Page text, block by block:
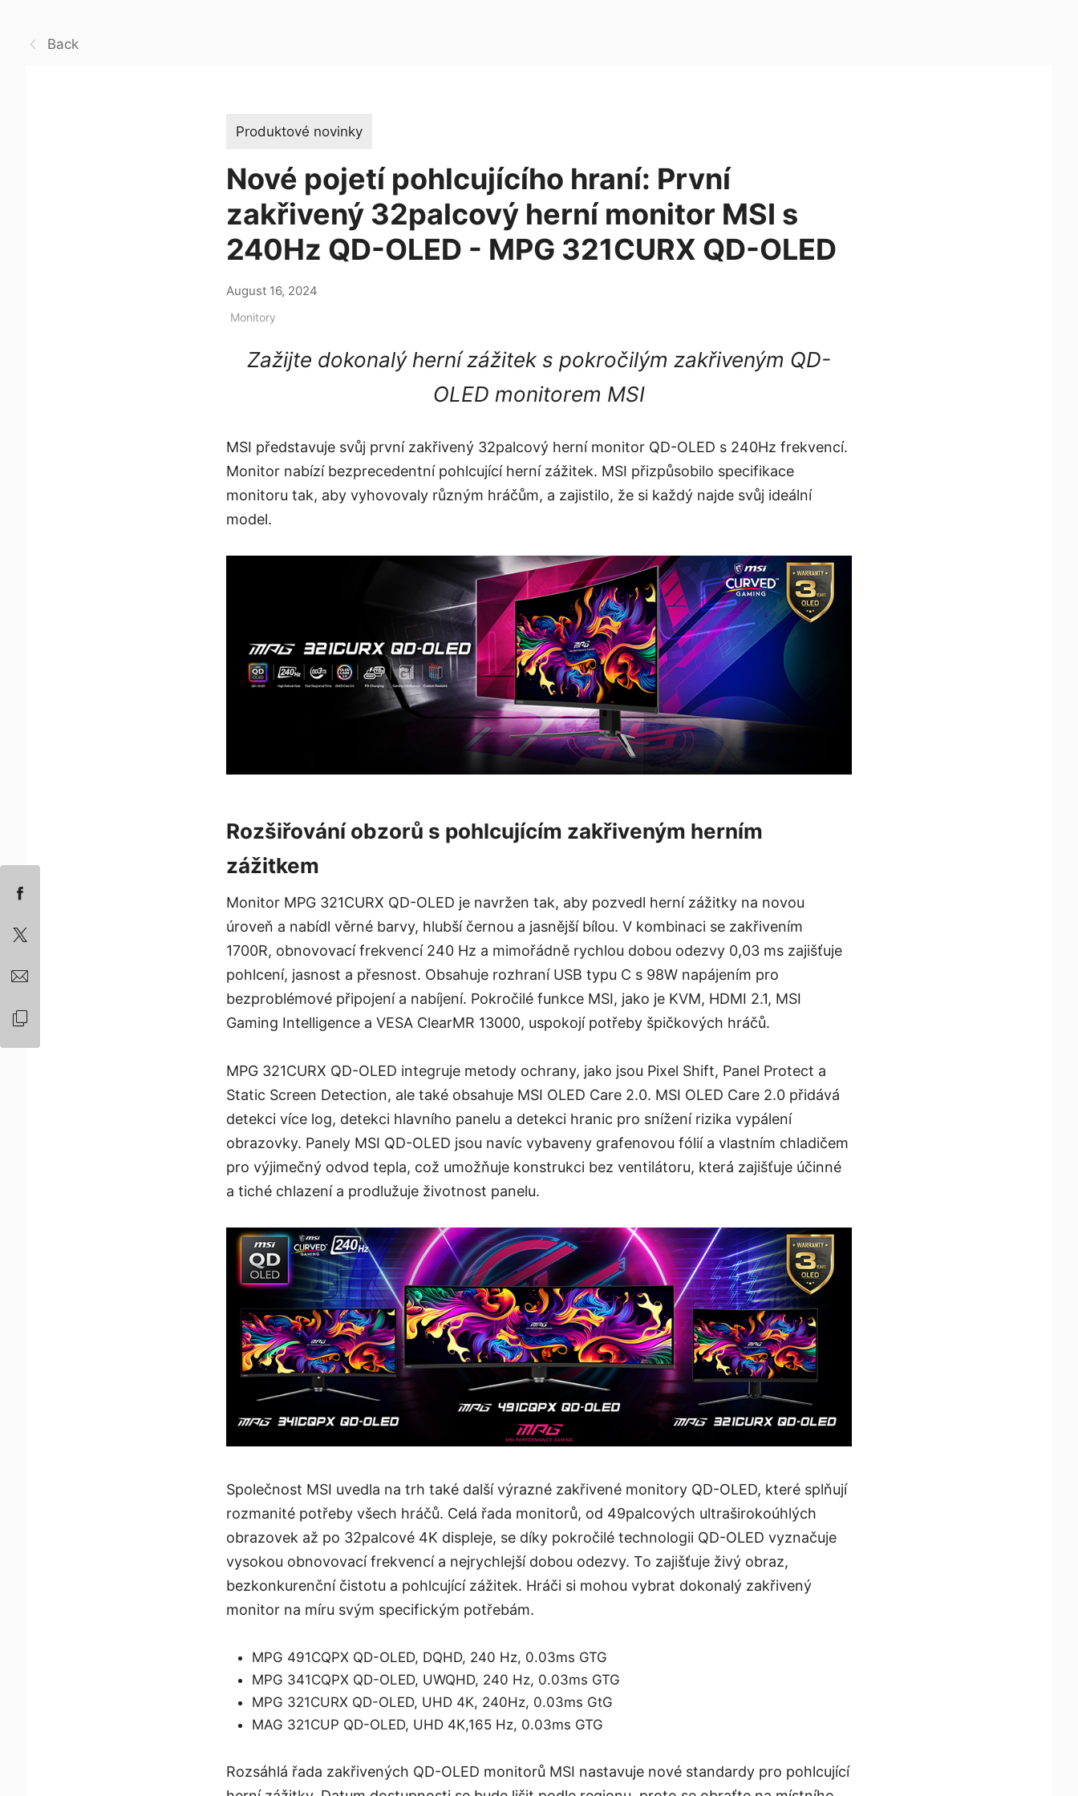
Back
Produktové novinky
Nové pojetí pohlcujícího hraní: První
zakřivený 32palcový herní monitor MSI s
240Hz QD-OLED - MPG 321CURX QD-OLED
August 16, 2024
Monitory
Zažijte dokonalý herní zážitek s pokročilým zakřiveným QD-
OLED monitorem MSI
MSI představuje svůj první zakřivený 32palcový herní monitor QD-OLED s 240Hz frekvencí.
Monitor nabízí bezprecedentní pohlcující herní zážitek. MSI přizpůsobilo specifikace
monitoru tak, aby vyhovovaly různým hráčům, a zajistilo, že si každý najde svůj ideální
model.
Rozšiřování obzorů s pohlcujícím zakřiveným herním
zážitkem
Monitor MPG 321CURX QD-OLED je navržen tak, aby pozvedl herní zážitky na novou
úroveň a nabídl věrné barvy, hlubší černou a jasnější bílou. V kombinaci se zakřivením
1700R, obnovovací frekvencí 240 Hz a mimořádně rychlou dobou odezvy 0,03 ms zajišťuje
pohlcení, jasnost a přesnost. Obsahuje rozhraní USB typu C s 98W napájením pro
bezproblémové připojení a nabíjení. Pokročilé funkce MSI, jako je KVM, HDMI 2.1, MSI
Gaming Intelligence a VESA ClearMR 13000, uspokojí potřeby špičkových hráčů.
MPG 321CURX QD-OLED integruje metody ochrany, jako jsou Pixel Shift, Panel Protect a
Static Screen Detection, ale také obsahuje MSI OLED Care 2.0. MSI OLED Care 2.0 přidává
detekci více log, detekci hlavního panelu a detekci hranic pro snížení rizika vypálení
obrazovky. Panely MSI QD-OLED jsou navíc vybaveny grafenovou fólií a vlastním chladičem
pro výjimečný odvod tepla, což umožňuje konstrukci bez ventilátoru, která zajišťuje účinné
a tiché chlazení a prodlužuje životnost panelu.
Společnost MSI uvedla na trh také další výrazné zakřivené monitory QD-OLED, které splňují
rozmanité potřeby všech hráčů. Celá řada monitorů, od 49palcových ultraširokoúhlých
obrazovek až po 32palcové 4K displeje, se díky pokročilé technologii QD-OLED vyznačuje
vysokou obnovovací frekvencí a nejrychlejší dobou odezvy. To zajišťuje živý obraz,
bezkonkurenční čistotu a pohlcující zážitek. Hráči si mohou vybrat dokonalý zakřivený
monitor na míru svým specifickým potřebám.
MPG 491CQPX QD-OLED, DQHD, 240 Hz, 0.03ms GTG
MPG 341CQPX QD-OLED, UWQHD, 240 Hz, 0.03ms GTG
MPG 321CURX QD-OLED, UHD 4K, 240Hz, 0.03ms GtG
MAG 321CUP QD-OLED, UHD 4K,165 Hz, 0.03ms GTG
Rozsáhlá řada zakřivených QD-OLED monitorů MSI nastavuje nové standardy pro pohlcující